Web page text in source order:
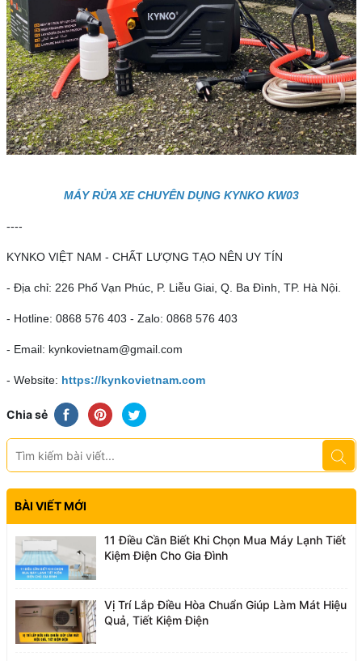
MÁY RỬA XE CHUYÊN DỤNG KYNKO KW03
----
KYNKO VIỆT NAM - CHẤT LƯỢNG TẠO NÊN UY TÍN
- Địa chỉ: 226 Phố Vạn Phúc, P. Liễu Giai, Q. Ba Đình, TP. Hà Nội.
- Hotline: 0868 576 403 - Zalo: 0868 576 403
- Email: kynkovietnam@gmail.com
- Website: https://kynkovietnam.com
Chia sẻ
BÀI VIẾT MỚI
11 Điều Cần Biết Khi Chọn Mua Máy Lạnh Tiết
Kiệm Điện Cho Gia Đình
Vị Trí Lắp Điều Hòa Chuẩn Giúp Làm Mát Hiệu
Quả, Tiết Kiệm Điện